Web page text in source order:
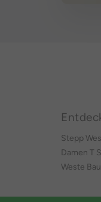
Stepp
Damen T
Weste